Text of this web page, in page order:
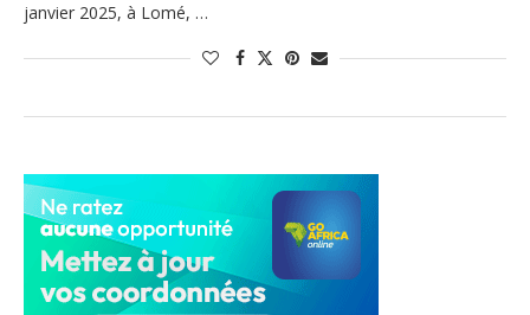
janvier 2025, à Lomé, …